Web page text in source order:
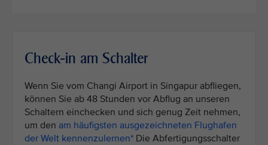
Check-in am Schalter
Wenn Sie vom Changi Airport in Singapur abfliegen,
können Sie ab 48 Stunden vor Abflug an unseren
Schaltern einchecken und sich genug Zeit nehmen,
um den am häufigsten ausgezeichneten Flughafen
der Welt kennenzulernen* Die Abfertigungsschalter